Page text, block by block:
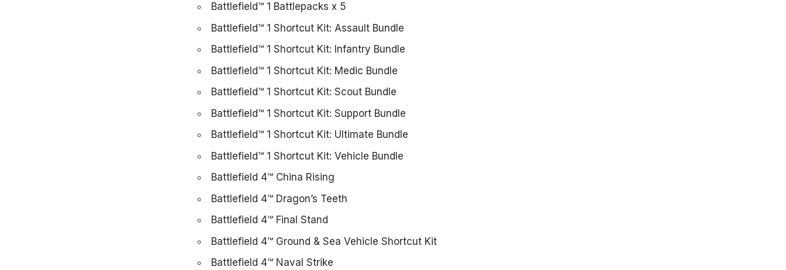
Battlefield™ 1 Battlepacks x 5
Battlefield™ 1 Shortcut Kit: Assault Bundle
Battlefield™ 1 Shortcut Kit: Infantry Bundle
Battlefield™ 1 Shortcut Kit: Medic Bundle
Battlefield™ 1 Shortcut Kit: Scout Bundle
Battlefield™ 1 Shortcut Kit: Support Bundle
Battlefield™ 1 Shortcut Kit: Ultimate Bundle
Battlefield™ 1 Shortcut Kit: Vehicle Bundle
Battlefield 4™ China Rising
Battlefield 4™ Dragon’s Teeth
Battlefield 4™ Final Stand
Battlefield 4™ Ground & Sea Vehicle Shortcut Kit
Battlefield 4™ Naval Strike